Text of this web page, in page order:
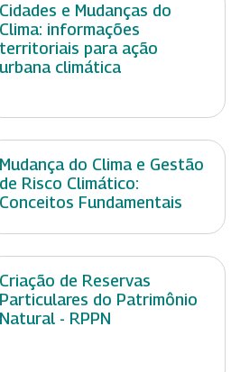
Cidades e Mudanças do
Clima: informações
territoriais para ação
urbana climática
Mudança do Clima e Gestão
de Risco Climático:
Conceitos Fundamentais
Criação de Reservas
Particulares do Patrimônio
Natural - RPPN